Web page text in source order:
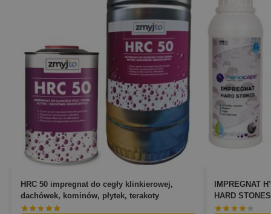
HRC 50 impregnat do cegły klinkierowej,
dachówek, kominów, płytek, terakoty
IMPREGNAT
HARD